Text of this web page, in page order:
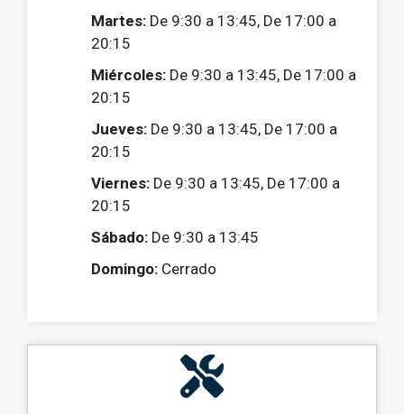
Martes: De 9:30 a 13:45, De 17:00 a
20:15
Miércoles: De 9:30 a 13:45, De 17:00 a
20:15
Jueves: De 9:30 a 13:45, De 17:00 a
20:15
Viernes: De 9:30 a 13:45, De 17:00 a
20:15
Sábado: De 9:30 a 13:45
Domingo: Cerrado